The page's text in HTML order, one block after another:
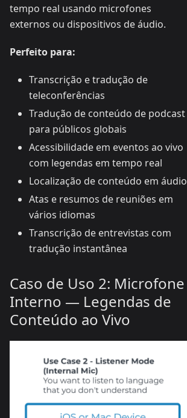
tempo real usando microfones
externos ou dispositivos de áudio.
Perfeito para:
Transcrição e tradução de
teleconferências
Tradução de conteúdo de podcast
para públicos globais
Acessibilidade em eventos ao vivo
com legendas em tempo real
Localização de conteúdo em áudio
Atas e resumos de reuniões em
vários idiomas
Transcrição de entrevistas com
tradução instantânea
Caso de Uso 2: Microfone
Interno — Legendas de
Conteúdo ao Vivo